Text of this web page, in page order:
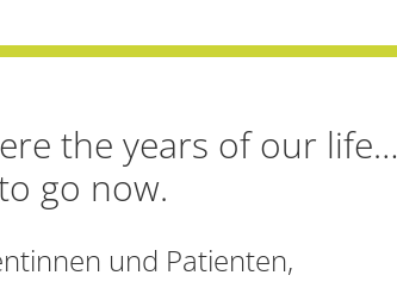
the years of our life…
go now.
und Patienten,